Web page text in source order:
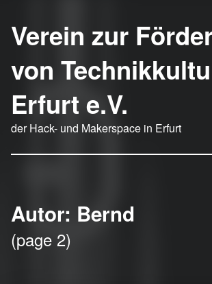
Verein zur
von
Erfurt e.V.
der Hack- und Makerspace in Erfurt
Autor: Bernd
(page 2)